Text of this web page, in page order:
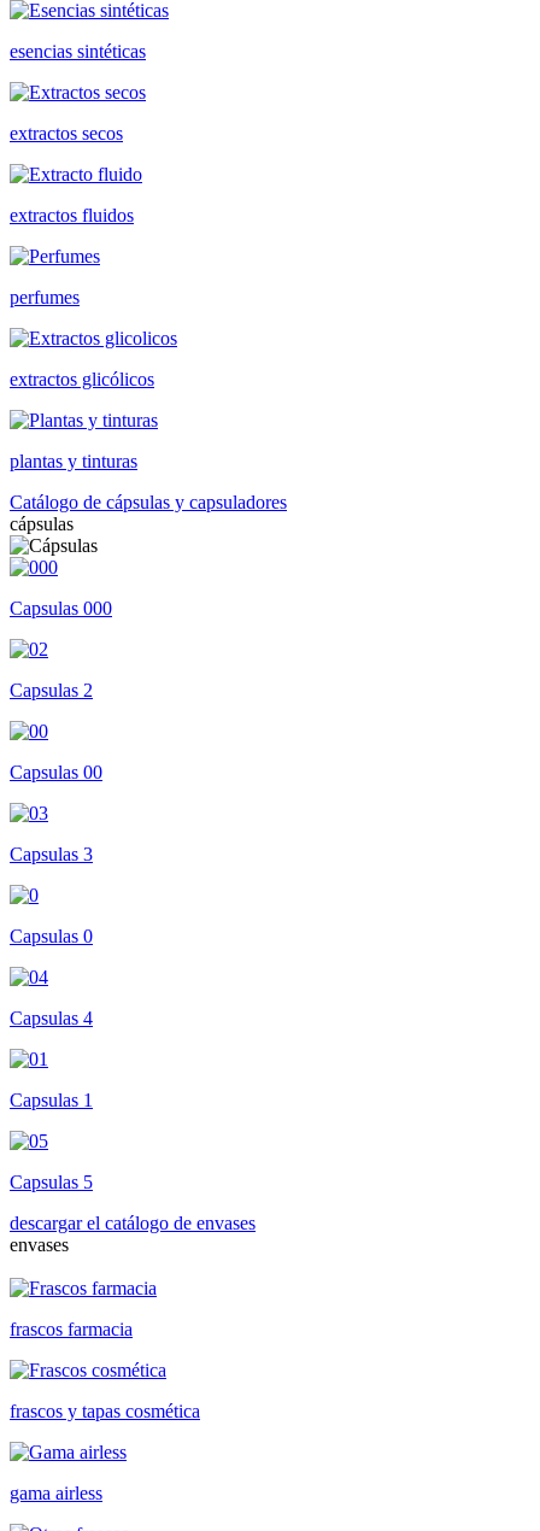
esencias sintéticas
extractos secos
extractos fluidos
perfumes
extractos glicólicos
plantas y tinturas
Catálogo de cápsulas y capsuladores
cápsulas
Capsulas 000
Capsulas 2
Capsulas 00
Capsulas 3
Capsulas 0
Capsulas 4
Capsulas 1
Capsulas 5
descargar el catálogo de envases
envases
frascos farmacia
frascos y tapas cosmética
gama airless